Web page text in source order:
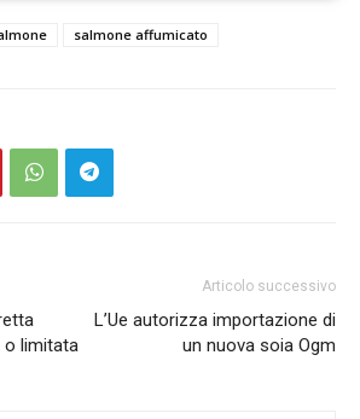
salmone affumicato
limitata
Articolo successivo
L’Ue autorizza importazione di
un nuova soia Ogm